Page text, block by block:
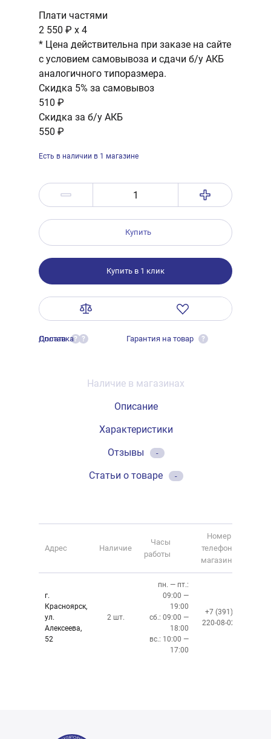
Плати частями
2 550 ₽ x 4
* Цена действительна при заказе на сайте
с условием самовывоза и сдачи б/у АКБ
аналогичного типоразмера.
Скидка 5% за самовывоз
510 ₽
Скидка за б/у АКБ
550 ₽
Есть в наличии в 1 магазине
Купить
Купить в 1 клик
Оплата ?
Доставка ? Гарантия на товар ?
Наличие в магазинах
Описание
Характеристики
Отзывы
-
Статьи о товаре -
Адрес Наличие
Часы
работы
Номер
телефона
магазина
г.
Красноярск,
ул.
Алексеева,
52
2 шт.
пн. — пт.:
09:00 —
19:00
сб.: 09:00 —
18:00
вс.: 10:00 —
17:00
+7 (391)
220-08-02